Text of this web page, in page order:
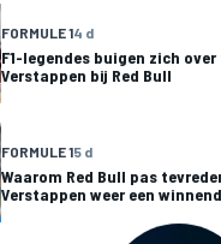
FORMULE 14 d
F1-legendes buigen zich
Verstappen bij Red Bull
FORMULE 15 d
Waarom Red Bull pas
Verstappen weer een